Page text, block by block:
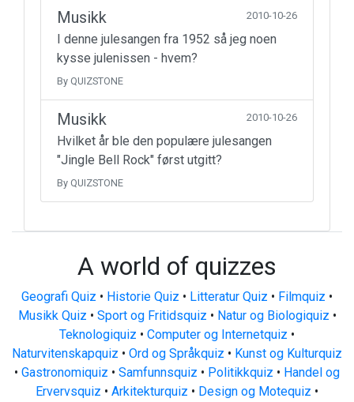
Musikk 2010-10-26
I denne julesangen fra 1952 så jeg noen
kysse julenissen - hvem?
By QUIZSTONE
Musikk 2010-10-26
Hvilket år ble den populære julesangen
"Jingle Bell Rock" først utgitt?
By QUIZSTONE
A world of quizzes
Geografi Quiz • Historie Quiz • Litteratur Quiz • Filmquiz •
Musikk Quiz • Sport og Fritidsquiz • Natur og Biologiquiz •
Teknologiquiz • Computer og Internetquiz •
Naturvitenskapquiz • Ord og Språkquiz • Kunst og Kulturquiz
• Gastronomiquiz • Samfunnsquiz • Politikkquiz • Handel og
Ervervsquiz • Arkitekturquiz • Design og Motequiz •